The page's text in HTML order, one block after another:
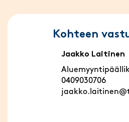
Kohteen
Jaakko Laitinen
0409030706